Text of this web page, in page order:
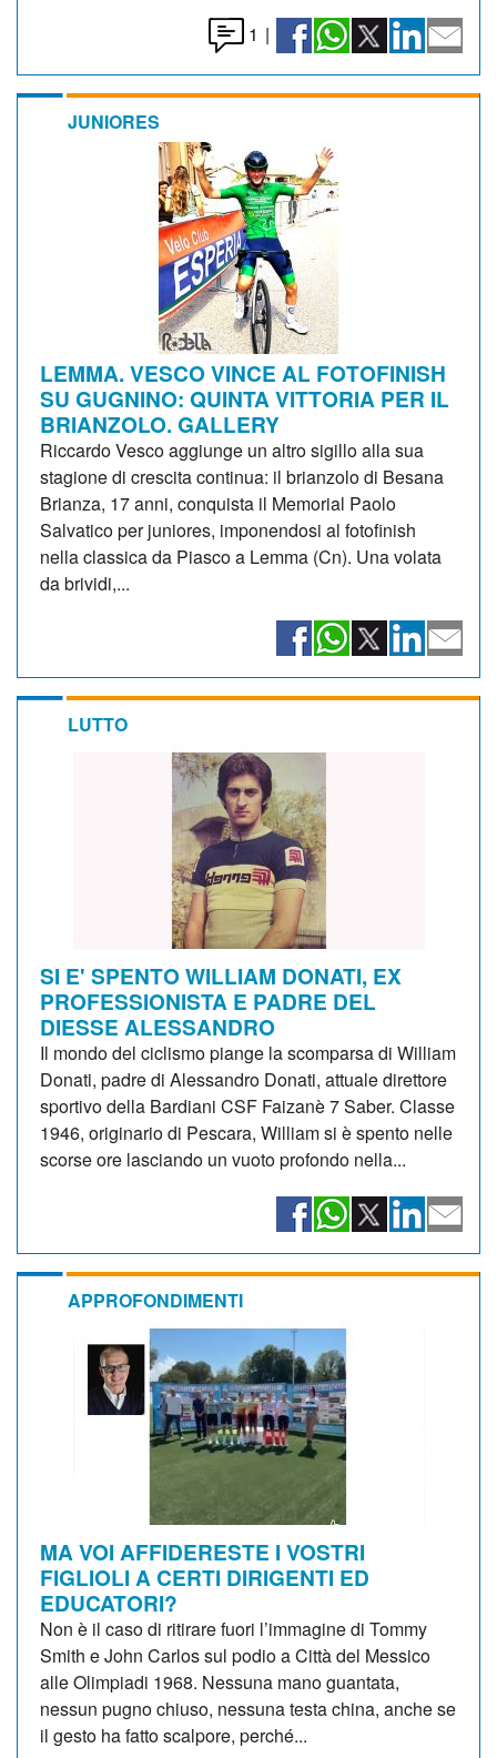
1 |
JUNIORES
LEMMA. VESCO VINCE AL FOTOFINISH
SU GUGNINO: QUINTA VITTORIA PER IL
BRIANZOLO. GALLERY
Riccardo Vesco aggiunge un altro sigillo alla sua
stagione di crescita continua: il brianzolo di Besana
Brianza, 17 anni, conquista il Memorial Paolo
Salvatico per juniores, imponendosi al fotofinish
nella classica da Piasco a Lemma (Cn). Una volata
da brividi,...
LUTTO
SI E' SPENTO WILLIAM DONATI, EX
PROFESSIONISTA E PADRE DEL
DIESSE ALESSANDRO
Il mondo del ciclismo piange la scomparsa di William
Donati, padre di Alessandro Donati, attuale direttore
sportivo della Bardiani CSF Faizanè 7 Saber. Classe
1946, originario di Pescara, William si è spento nelle
scorse ore lasciando un vuoto profondo nella...
APPROFONDIMENTI
MA VOI AFFIDERESTE I VOSTRI
FIGLIOLI A CERTI DIRIGENTI ED
EDUCATORI?
Non è il caso di ritirare fuori l’immagine di Tommy
Smith e John Carlos sul podio a Città del Messico
alle Olimpiadi 1968. Nessuna mano guantata,
nessun pugno chiuso, nessuna testa china, anche se
il gesto ha fatto scalpore, perché...